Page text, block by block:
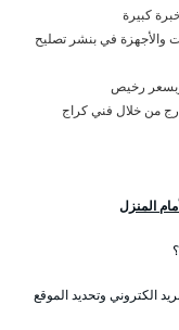
كبيرة
والأجهزة في بنشر تصليح
وبسعر رخيص
من خلال فني كراج
المنزل
الكتروني وتحديد الموقع